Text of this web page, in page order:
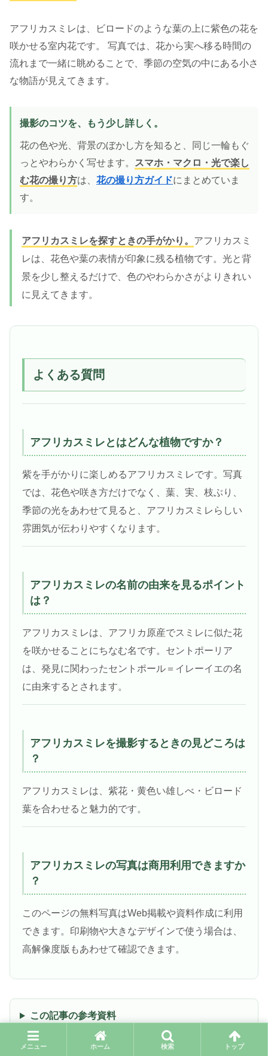
アフリカスミレは、ビロードのような葉の上に紫色の花を
咲かせる室内花です。 写真では、花から実へ移る時間の
流れまで一緒に眺めることで、季節の空気の中にある小さ
な物語が見えてきます。
撮影のコツを、もう少し詳しく。
花の色や光、背景のぼかし方を知ると、同じ一輪もぐ
っとやわらかく写せます。
スマホ・マクロ・光で楽し
む花の撮り方は、 花の撮り方ガイドにまとめていま
す。
アフリカスミレを探すときの手がかり。 アフリカスミ
レは、花色や葉の表情が印象に残る植物です。光と背
景を少し整えるだけで、色のやわらかさがよりきれい
に見えてきます。
よくある質問
アフリカスミレとはどんな植物ですか？
紫を手がかりに楽しめるアフリカスミレです。写真
では、花色や咲き方だけでなく、葉、実、枝ぶり、
季節の光をあわせて見ると、アフリカスミレらしい
雰囲気が伝わりやすくなります。
アフリカスミレの名前の由来を見るポイント
は？
アフリカスミレは、アフリカ原産でスミレに似た花
を咲かせることにちなむ名です。セントポーリア
は、発見に関わったセントポール＝イレーイエの名
に由来するとされます。
アフリカスミレを撮影するときの見どころは
？
アフリカスミレは、紫花・黄色い雄しべ・ビロード
葉を合わせると魅力的です。
アフリカスミレの写真は商用利用できますか
？
このページの無料写真はWeb掲載や資料作成に利用
できます。印刷物や大きなデザインで使う場合は、
高解像度版もあわせて確認できます。
この記事の参考資料
メニュー ホーム 検索 トップ